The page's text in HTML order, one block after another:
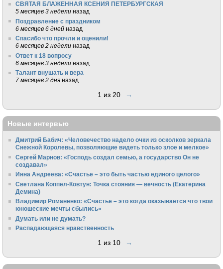
СВЯТАЯ БЛАЖЕННАЯ КСЕНИЯ ПЕТЕРБУРГСКАЯ
5 месяцев 3 недели назад
Поздравление с праздником
6 месяцев 6 дней назад
Спасибо что прочли и оценили!
6 месяцев 2 недели назад
Ответ к 18 вопросу
6 месяцев 3 недели назад
Талант внушать и вера
7 месяцев 2 дня назад
1 из 20 →
Новые интервью
Дмитрий Бабич: «Человечество надело очки из осколков зеркала
Снежной Королевы, позволяющие видеть только злое и мелкое»
Сергей Марнов: «Господь создал семью, а государство Он не
создавал»
Инна Андреева: «Счастье – это быть частью единого целого»
Светлана Коппел-Ковтун: Точка стояния — вечность (Екатерина
Демина)
Владимир Романенко: «Счастье – это когда оказывается что твои
юношеские мечты сбылись»
Думать или не думать?
Распадающаяся нравственность
1 из 10 →